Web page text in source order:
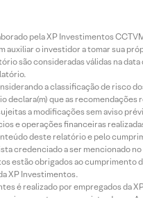
pela XP Investimentos
auxiliar o investidor a tomar sua
são consideradas válidas na
a classificação de risco
declara(m) que as
a modificações sem aviso
e operações financeiras
deste relatório e pelo
credenciado a ser mencionado
estão obrigados ao cumprimento
XP Investimentos.
é realizado por empregados da